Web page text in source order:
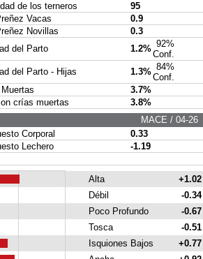
de los terneros
95
Vacas
0.9
Novillas
0.3
del Parto 1.2% 92%
Conf.
del Parto - Hijas 1.3% 84%
Conf.
3.7%
crías muertas
3.8%
MACE / 04-26
Corporal
0.33
Lechero
-1.19
Alta
+1.02
Débil
-0.34
Poco Profundo
-0.67
Tosca
-0.51
Isquiones Bajos
+0.77